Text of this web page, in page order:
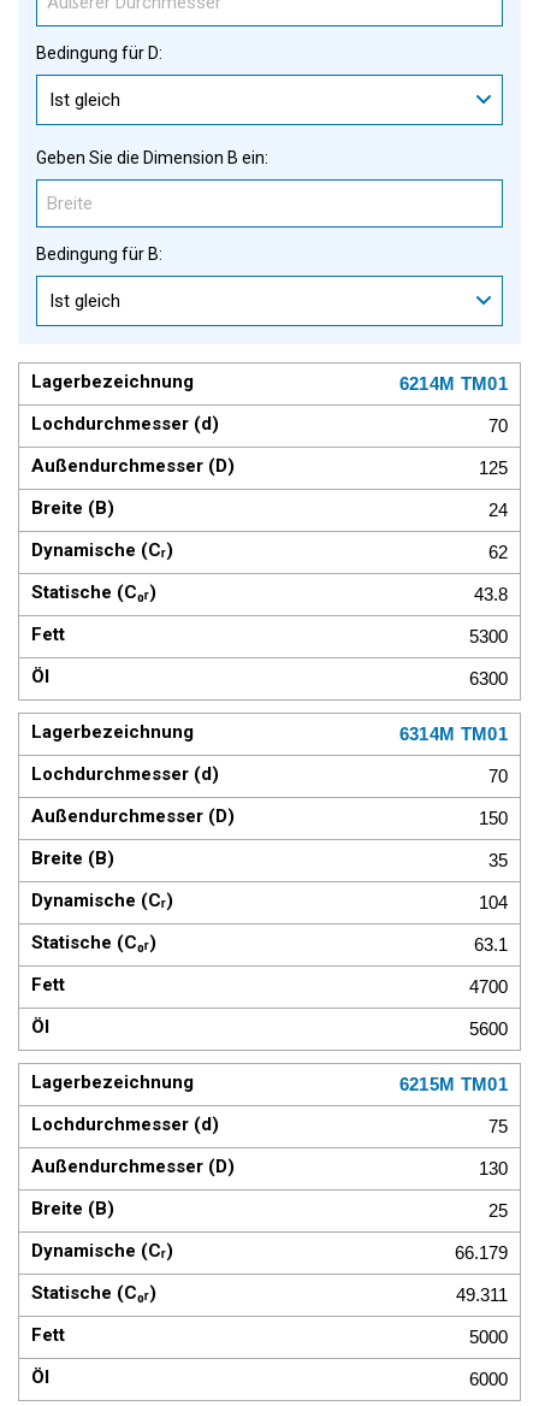
Bedingung für D:
Ist gleich
Geben Sie die Dimension B ein:
Bedingung für B:
Ist gleich
6214M TM01
70
125
24
62
43.8
5300
6300
6314M TM01
70
150
35
104
63.1
4700
5600
6215M TM01
75
130
25
66.179
49.311
5000
6000